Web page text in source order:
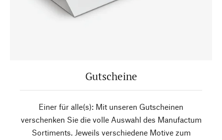
Gutscheine
Einer für alle(s): Mit unseren Gutscheinen
verschenken Sie die volle Auswahl des Manufactum
Sortiments. Jeweils verschiedene Motive zum